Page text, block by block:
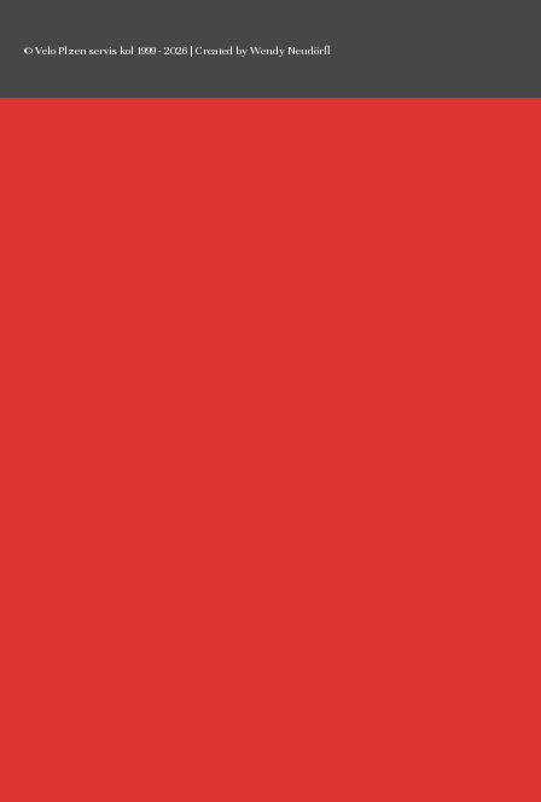
© Velo Plzen servis kol 1999 - 2026 | Created by Wendy Neudörfl